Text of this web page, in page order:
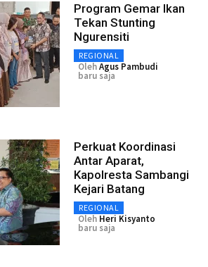
Program Gemar Ikan
Tekan Stunting
Ngurensiti
REGIONAL
OlehAgus Pambudi
baru saja
Perkuat Koordinasi
Antar Aparat,
Kapolresta Sambangi
Kejari Batang
REGIONAL
Oleh Heri Kisyanto
baru saja